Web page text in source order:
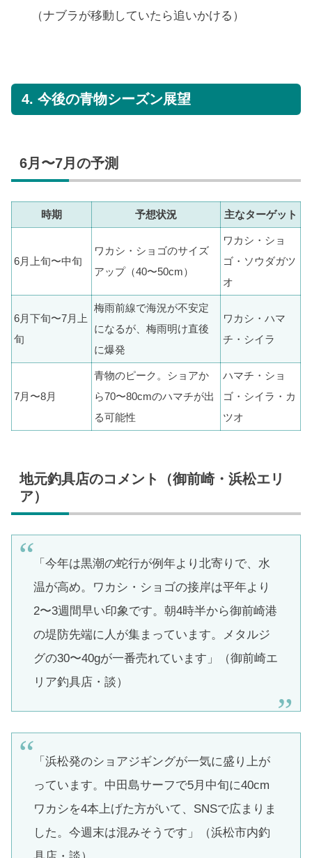
（ナブラが移動していたら追いかける）
4. 今後の青物シーズン展望
6月〜7月の予測
時期 予想状況 主なターゲット
6月上旬〜中旬
ワカシ・ショゴのサイズ
アップ（40〜50cm）
ワカシ・ショ
ゴ・ソウダガツ
オ
6月下旬〜7月上
旬
梅雨前線で海況が不安定
になるが、梅雨明け直後
に爆発
ワカシ・ハマ
チ・シイラ
7月〜8月
青物のピーク。ショアか
ら70〜80cmのハマチが出
る可能性
ハマチ・ショ
ゴ・シイラ・カ
ツオ
地元釣具店のコメント（御前崎・浜松エリ
ア）
「今年は黒潮の蛇行が例年より北寄りで、水
温が高め。ワカシ・ショゴの接岸は平年より
2〜3週間早い印象です。朝4時半から御前崎港
の堤防先端に人が集まっています。メタルジ
グの30〜40gが一番売れています」（御前崎エ
リア釣具店・談）
「浜松発のショアジギングが一気に盛り上が
っています。中田島サーフで5月中旬に40cm
ワカシを4本上げた方がいて、SNSで広まりま
した。今週末は混みそうです」（浜松市内釣